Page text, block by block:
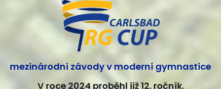
mezinárodní závody v moderní gymnastice
V roce 2024 proběhl již 12. ročník.